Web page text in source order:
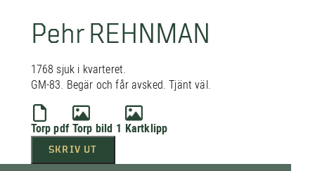
Pehr REHNMAN
1768 sjuk i kvarteret.
GM-83. Begär och får avsked. Tjänt väl.
Torp pdf Torp bild 1 Kartklipp
SKRIV UT